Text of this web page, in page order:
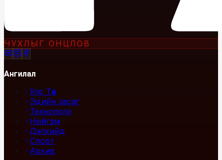
ЧУХЛЫГ ОНЦЛОВ
Ангилал
Улс Төр
Эдийн засаг
Технологи
Нийгэм
Дэлхийд
Спорт
Архив